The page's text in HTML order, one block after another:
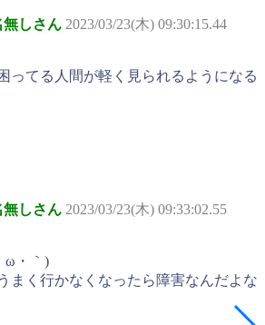
無しさん 2023/03/23(木) 09:30:15.44
ってる人間が軽く見られるようになる
無しさん 2023/03/23(木) 09:33:02.55
ω・｀)
まく行かなくなったら障害なんだよな